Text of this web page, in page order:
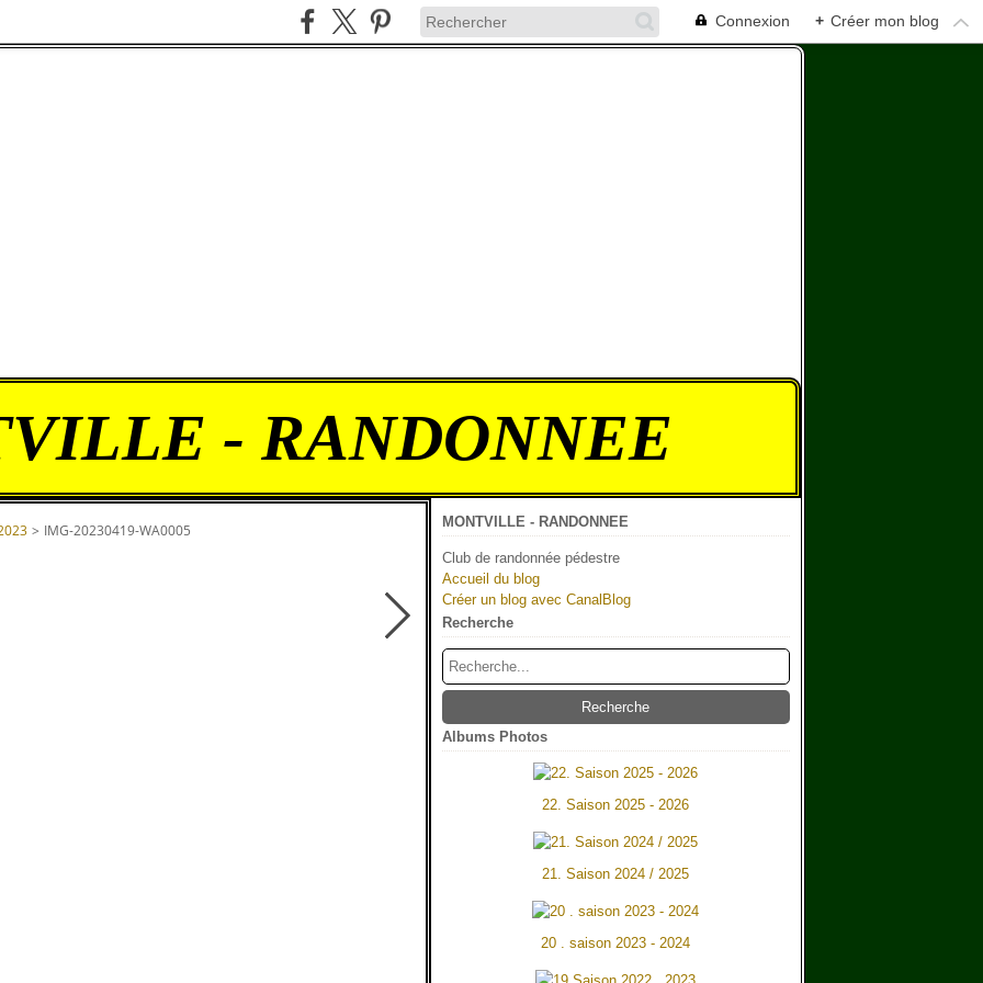
Connexion + Créer mon blog
- RANDONNEE
> IMG-20230419-WA0005 MONTVILLE - RANDONNEE
Club de randonnée pédestre
Accueil du blog
Créer un blog avec CanalBlog
Recherche
Albums Photos
22. Saison 2025 - 2026
21. Saison 2024 / 2025
20 . saison 2023 - 2024